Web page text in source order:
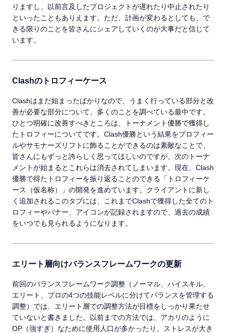
りますし、以前言及したプロジェクトが遅れたり中止されたり
といったこともありえます。ただ、計画が変わるとしても、で
きる限りのことを皆さんにシェアしていくのが大事だと信じて
います。
Clashのトロフィーケース
Clashはまだ始まったばかりなので、うまく行っている部分と改
善が必要な部分について、多くのことを調べている最中です。
ひとつ明確に改善すべきところは、トーナメント優勝で獲得し
たトロフィーについてです。Clash優勝という結果をプロフィー
ルやサモナーズリフトに飾ることができるのは素敵なことで、
皆さんにもずっと誇らしく思ってほしいのですが、次のトーナ
メントが始まるとこれらは消去されてしまいます。現在、Clash
優勝で得たトロフィーを振り返ることのできる「トロフィーケ
ース（仮名称）」の開発を進めています。クライアントに新し
く追加されるこのタブには、これまでClashで獲得した全てのト
ロフィーやバナー、アイコンが記録されますので、過去の成績
をいつでも見られるようになります。
エリート層向けバランスフレームワークの更新
前回のバランスフレームワーク調整（ノーマル、ハイスキル、
エリート、プロの4つの技能レベルに分けてバランスを管理する
調整）では、エリート層での調整方法が目標をしっかり果たせ
ていないと書きました。以前までの方法では、アカリのように
OP（強すぎ）なために使用人口が多かったり、ストレスが大き